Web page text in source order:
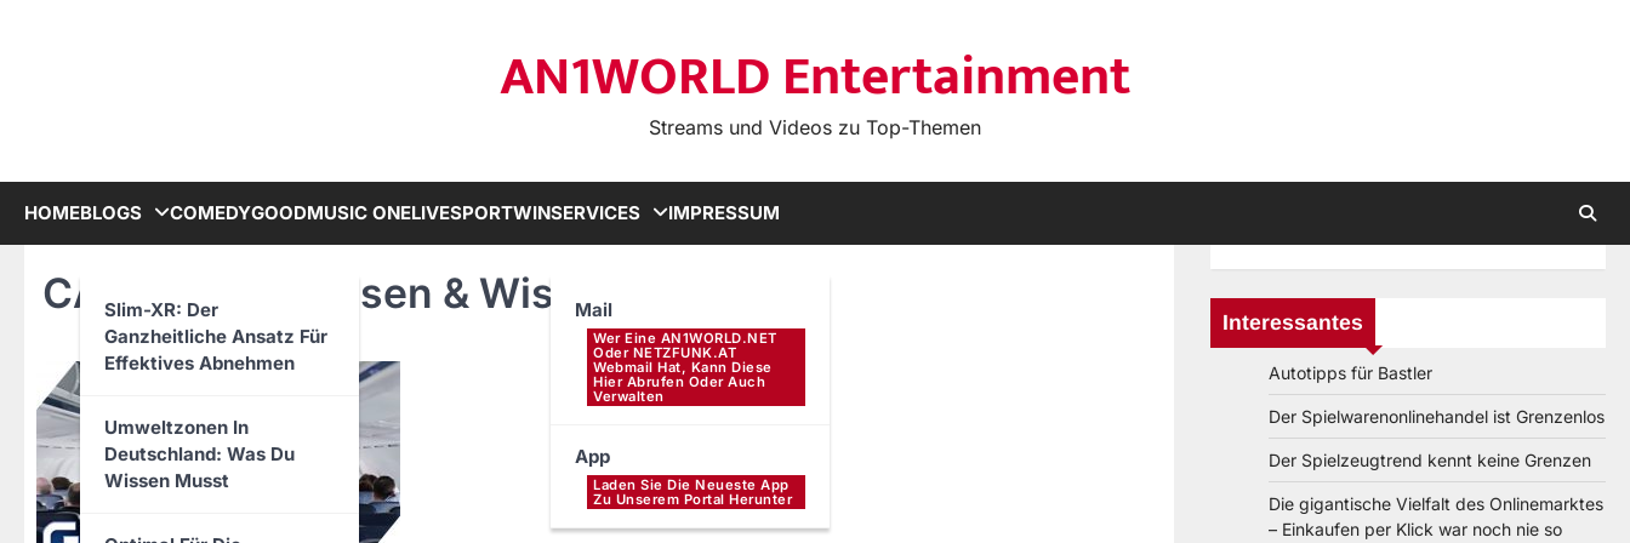
AN1WORLD Entertainment
Streams und Videos zu Top-Themen
HOMEBLOGS
Slim-XR: Der
Ganzheitliche Ansatz Für
Effektives Abnehmen
Umweltzonen In
Deutschland: Was Du
Wissen Musst
COMEDYGOODMUSIC ONELIVESPORTWINSERVICES
Mail
Wer Eine AN1WORLD.NET
Oder NETZFUNK.AT
Webmail Hat, Kann Diese
Hier Abrufen Oder Auch
Verwalten
App
Laden Sie Die Neueste App
Zu Unserem Portal Herunter
IMPRESSUM
CALILEO ist Wissen & Wissen ist Macht
Interessantes
Autotipps für Bastler
Der Spielwarenonlinehandel ist Grenzenlos
Der Spielzeugtrend kennt keine Grenzen
Die gigantische Vielfalt des Onlinemarktes
– Einkaufen per Klick war noch nie so